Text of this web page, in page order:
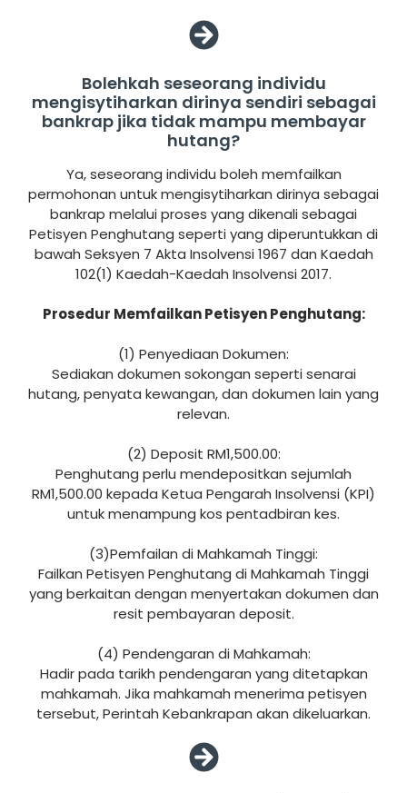
Bolehkah seseorang individu
mengisytiharkan dirinya sendiri sebagai
bankrap jika tidak mampu membayar
hutang?
Ya, seseorang individu boleh memfailkan
permohonan untuk mengisytiharkan dirinya sebagai
bankrap melalui proses yang dikenali sebagai
Petisyen Penghutang seperti yang diperuntukkan di
bawah Seksyen 7 Akta Insolvensi 1967 dan Kaedah
102(1) Kaedah-Kaedah Insolvensi 2017.
Prosedur Memfailkan Petisyen Penghutang:
(1) Penyediaan Dokumen:
Sediakan dokumen sokongan seperti senarai
hutang, penyata kewangan, dan dokumen lain yang
relevan.
(2) Deposit RM1,500.00:
Penghutang perlu mendepositkan sejumlah
RM1,500.00 kepada Ketua Pengarah Insolvensi (KPI)
untuk menampung kos pentadbiran kes.
(3)Pemfailan di Mahkamah Tinggi:
Failkan Petisyen Penghutang di Mahkamah Tinggi
yang berkaitan dengan menyertakan dokumen dan
resit pembayaran deposit.
(4) Pendengaran di Mahkamah:
Hadir pada tarikh pendengaran yang ditetapkan
mahkamah. Jika mahkamah menerima petisyen
tersebut, Perintah Kebankrapan akan dikeluarkan.